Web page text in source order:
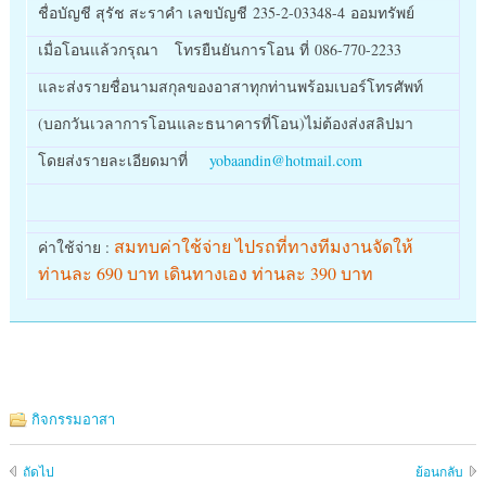
ชื่อบัญชี สุรัช สะราคำ เลขบัญชี 235-2-03348-4 ออมทรัพย์
เมื่อโอนแล้วกรุณา โทรยืนยันการโอน ที่ 086-770-2233
และส่งรายชื่อนามสกุลของอาสาทุกท่านพร้อมเบอร์โทรศัพท์
(บอกวันเวลาการโอนและธนาคารที่โอน)ไม่ต้องส่งสลิปมา
โดยส่งรายละเอียดมาที่ yobaandin@hotmail.com
ค่าใช้จ่าย : สมทบค่าใช้จ่าย ไปรถที่ทางทีมงานจัดให้
ท่านละ 690 บาท เดินทางเอง ท่านละ 390 บาท
กิจกรรมอาสา
ถัดไป ย้อนกลับ